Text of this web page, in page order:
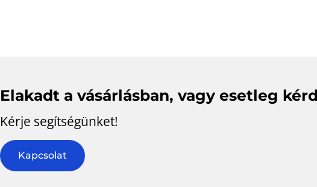
Elakadt a vásárlásban, vagy esetleg
Kérje segítségünket!
Kapcsolat